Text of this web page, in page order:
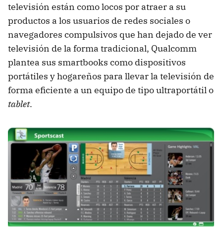
televisión están como locos por atraer a su
productos a los usuarios de redes sociales o
navegadores compulsivos que han dejado de ver
televisión de la forma tradicional, Qualcomm
plantea sus smartbooks como dispositivos
portátiles y hogareños para llevar la televisión de
forma eficiente a un equipo de tipo ultraportátil o
tablet.